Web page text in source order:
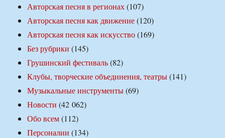
Авторская песня в регионах(107)
Авторская песня как движение(120)
Авторская песня как искусство(169)
Без рубрики (145)
Грушинский фестиваль(82)
Клубы, творческие объединения, театры(141)
Музыкальные инструменты(69)
Новости (42 062)
Обо всем(112)
Персоналии (134)